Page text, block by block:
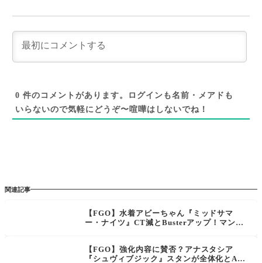
0 件のコメントがあります。ログインも名前・メアドも
いらないので気軽にどうぞ〜喧嘩はしないでね！
関連記事
【FGO】水着アビーちゃん『ミッドサマ
ー・ナイツ』CT減とBusterアップ！マンド
容と倍率判明
【FGO】強化内容に賛否？アナスタシア
『シュヴィブジック』スタンが全体化とArts